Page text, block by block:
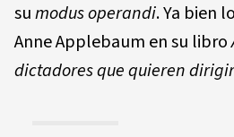
sumodus operandi. Ya bien
Anne Applebaum en su libro
dictadores que quieren